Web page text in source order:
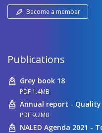
Become a member
Publications
Grey book 18
PDF 1.4MB
Annual report -
PDF 9.2MB